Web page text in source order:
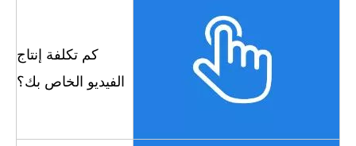
كم تكلفة إنتاج
الفيديو الخاص بك؟